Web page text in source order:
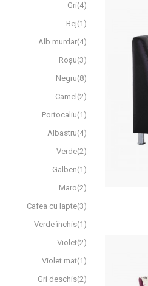
Gri
(4)
Bej
(1)
Alb murdar
(4)
Roșu
(3)
Negru
(8)
Camel
(2)
Portocaliu
(1)
Albastru
(4)
Verde
(2)
Galben
(1)
Maro
(2)
Cafea cu lapte
(3)
Verde închis
(1)
Violet
(2)
Violet mat
(1)
Gri deschis
(2)